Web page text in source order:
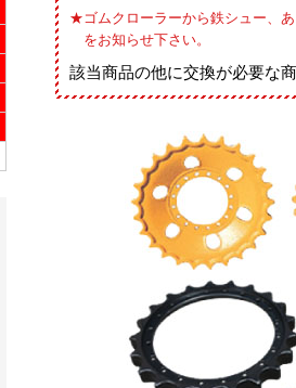
ゴムクローラーから鉄シュー、
をお知らせ下さい。
該当商品の他に交換が必要な